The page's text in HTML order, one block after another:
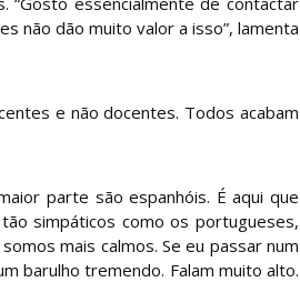
não dão muito valor a isso”, lamenta
e não docentes. Todos acabam
parte são espanhóis. É aqui que
simpáticos como os portugueses,
mais calmos. Se eu passar num
barulho tremendo. Falam muito alto.